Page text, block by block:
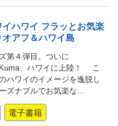
イハワイ フラッとお気楽
オアフ＆ハワイ島
第４弾目。ついに
、ハワイに上陸！ こ
ハワイのイメージを逸脱し
ズナブルでお気楽な…
電子書籍